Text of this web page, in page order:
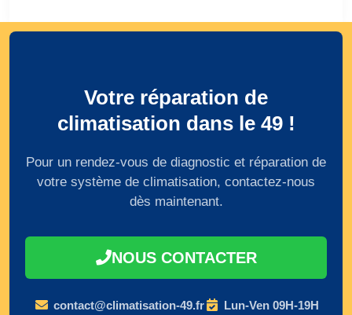
Votre réparation de
climatisation dans le 49 !
Pour un rendez-vous de diagnostic et réparation de
votre système de climatisation, contactez-nous
dès maintenant.
NOUS CONTACTER
contact@climatisation-49.fr Lun-Ven 09H-19H